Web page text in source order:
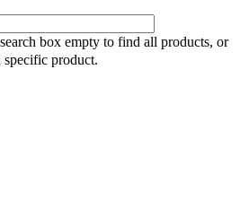
box empty to find all products, or
specific product.